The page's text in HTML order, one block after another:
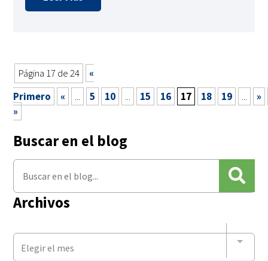
Página 17 de 24
«
Primero
« ... 5 10 ... 15 16 17 18 19 ...
»
»
Buscar en el blog
Archivos
Elegir el mes